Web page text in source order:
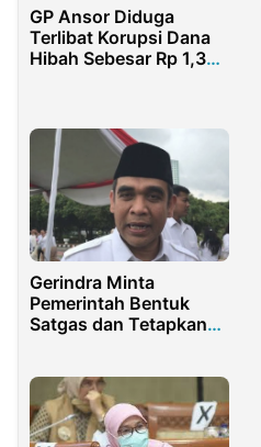
GP Ansor Diduga
Terlibat Korupsi Dana
Hibah Sebesar Rp 1,36
Gerindra Minta
Pemerintah Bentuk
Satgas dan Tetapkan